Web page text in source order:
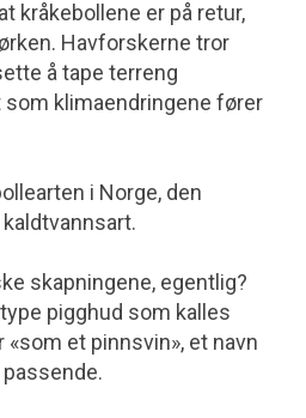
kråkebollene er på retur,
Hav­forskerne tror
å tape terreng
klimaendringene fører
i Norge, den
skapningene, egentlig?
pigghud som kalles
«som et pinnsvin», et navn